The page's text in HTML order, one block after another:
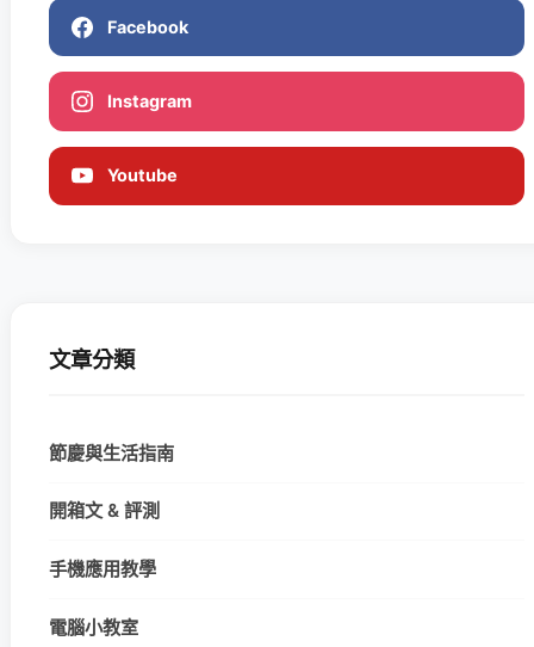
Facebook
Instagram
Youtube
文章分類
節慶與生活指南
開箱文 & 評測
手機應用教學
電腦小教室